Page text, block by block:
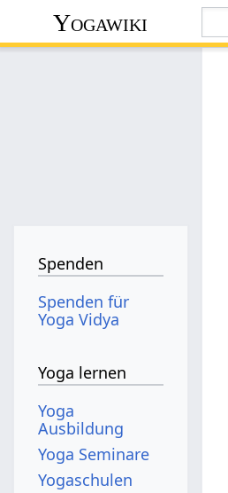
Yogawiki
Spenden
Spenden für
Yoga Vidya
Yoga lernen
Yoga
Ausbildung
Yoga Seminare
Yogaschulen